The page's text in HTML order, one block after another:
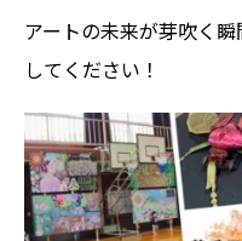
アートの未来が芽吹く
してください！